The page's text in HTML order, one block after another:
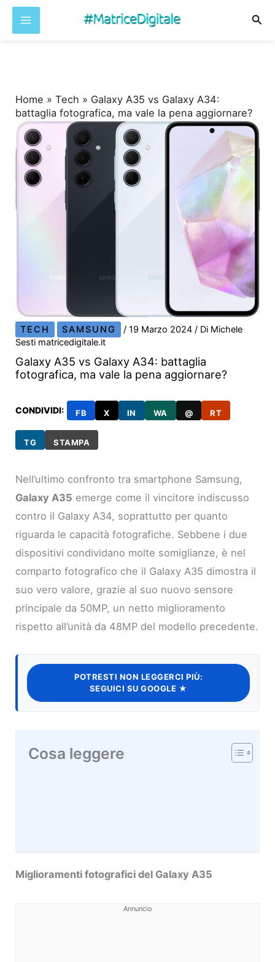
Home »Tech » Galaxy A35 vs Galaxy A34:
battaglia fotografica, ma vale la pena aggiornare?
TECH SAMSUNG /19 Marzo 2024/ Di Michele
Sesti matricedigitale.it
Galaxy A35 vs Galaxy A34: battaglia
fotografica, ma vale la pena aggiornare?
CONDIVIDI: FB X IN WA @ RT
TG STAMPA
Nell’ultimo confronto tra smartphone Samsung,
Galaxy A35 emerge come il vincitore indiscusso
contro il Galaxy A34, soprattutto per quanto
riguarda le capacità fotografiche. Sebbene i due
dispositivi condividano molte somiglianze, è nel
comparto fotografico che il Galaxy A35 dimostra il
suo vero valore, grazie al suo nuovo sensore
principale da 50MP, un netto miglioramento
rispetto all’unità da 48MP del modello precedente.
POTRESTI NON LEGGERCI PIÙ:
SEGUICI SU GOOGLE ★
Cosa leggere
Miglioramenti fotografici del Galaxy A35
Annuncio